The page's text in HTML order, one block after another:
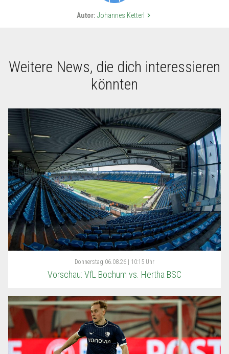
Autor: Johannes Ketterl keyboard_arrow_right
Weitere News, die dich interessieren
könnten
Donnerstag 06.08.26 | 10:15 Uhr
Vorschau: VfL Bochum vs. Hertha BSC